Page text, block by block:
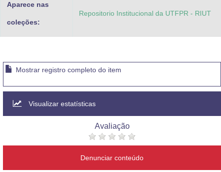
Aparece nas
coleções:
Repositorio Institucional da UTFPR - RIUT
Mostrar registro completo do item
Visualizar estatísticas
Avaliação
Denunciar conteúdo